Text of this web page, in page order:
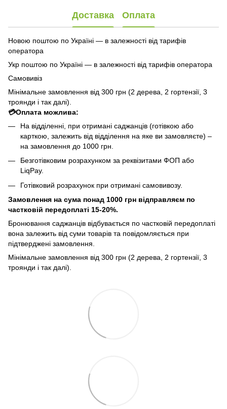
Доставка Оплата
Новою поштою по Україні — в залежності від тарифів
оператора
Укр поштою по Україні — в залежності від тарифів оператора
Самовивіз
Мінімальне замовлення від 300 грн (2 дерева, 2 гортензії, 3
троянди і так далі).
💳Оплата можлива:
На відділенні, при отримані саджанців (готівкою або
карткою, залежить від відділення на яке ви замовляєте) –
на замовлення до 1000 грн.
Безготівковим розрахунком за реквізитами ФОП або
LiqPay.
Готівковий розрахунок при отримані самовивозу.
Замовлення на сума понад 1000 грн відправляєм по
частковій передоплаті 15-20%.
Бронювання саджанців відбувається по частковій передоплаті
вона залежить від суми товарів та повідомляється при
підтверджені замовлення.
Мінімальне замовлення від 300 грн (2 дерева, 2 гортензії, 3
троянди і так далі).